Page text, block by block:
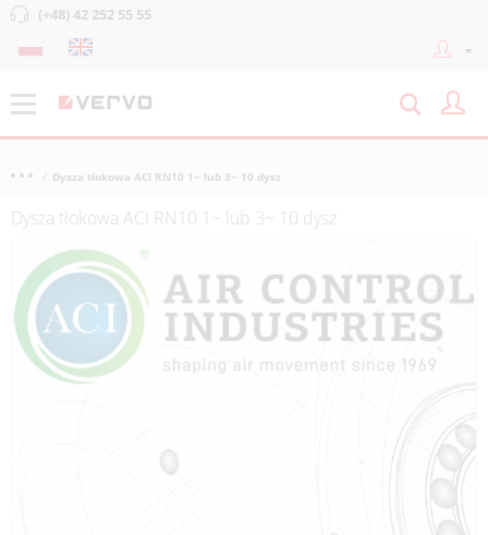
(+48) 42 252 55 55
Dysza tłokowa ACI RN10 1~ lub 3~ 10 dysz
Dysza tłokowa ACI RN10 1~ lub 3~ 10 dysz